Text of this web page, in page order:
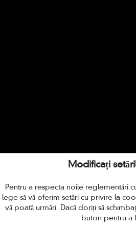
Modificați
Pentru a respecta noile reglementări
lege să vă oferim setări cu privire la
vă poată urmări. Dacă doriți să
buton pentru a